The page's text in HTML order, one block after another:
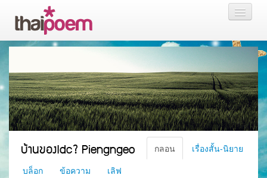
กลอน
เรื่องสั้น นิยาย
บล็อก
สมาชิก
บ้านของIdc? Piengngeo กลอน
เรื่องสั้น-นิยาย
บล็อก
ข้อความ เลิฟ